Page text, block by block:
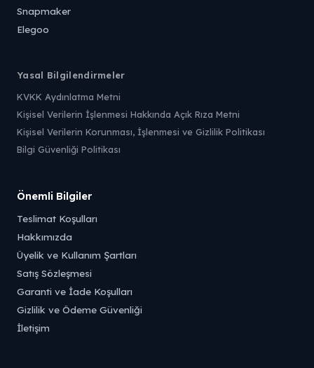
Snapmaker
Elegoo
Yasal Bilgilendirmeler
KVKK Aydınlatma Metni
Kişisel Verilerin İşlenmesi Hakkında Açık Rıza Metni
Kişisel Verilerin Korunması, İşlenmesi ve Gizlilik Politikası
Bilgi Güvenliği Politikası
Önemli Bilgiler
Teslimat Koşulları
Hakkımızda
Üyelik ve Kullanım Şartları
Satış Sözleşmesi
Garanti ve İade Koşulları
Gizlilik ve Ödeme Güvenliği
İletişim